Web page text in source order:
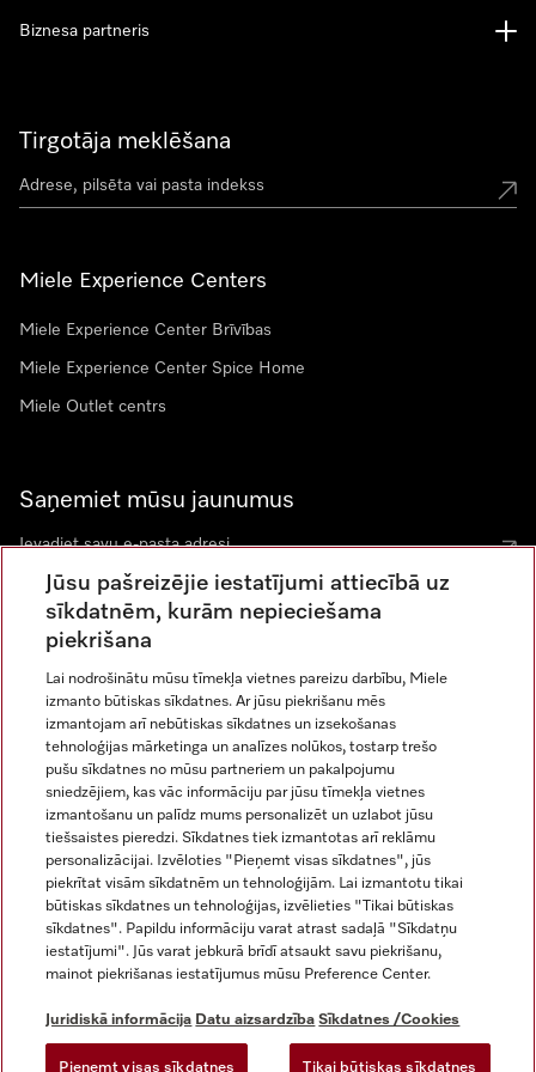
Tirgotāja meklēšana
Miele Experience Centers
Miele Experience Center Brīvības
Miele Experience Center Spice Home
Miele Outlet centrs
Saņemiet mūsu jaunumus
Biznesa partneris
Juridiskā informācija
Vispārējie darījumu noteikumi
Datu aizsardzība
Lietošanas noteikumi
Miele paziņojums par pieejamību
Digitālo pakalpojumu likums
Miele vietnē Instagram
Miele vietnē Facebook
Miele vietnē Youtube
Jūsu pašreizējie iestatījumi attiecībā uz
sīkdatnēm, kurām nepieciešama
piekrišana
Lai nodrošinātu mūsu tīmekļa vietnes pareizu darbību, Miele
izmanto būtiskas sīkdatnes. Ar jūsu piekrišanu mēs
izmantojam arī nebūtiskas sīkdatnes un izsekošanas
tehnoloģijas mārketinga un analīzes nolūkos, tostarp trešo
pušu sīkdatnes no mūsu partneriem un pakalpojumu
sniedzējiem, kas vāc informāciju par jūsu tīmekļa vietnes
izmantošanu un palīdz mums personalizēt un uzlabot jūsu
tiešsaistes pieredzi. Sīkdatnes tiek izmantotas arī reklāmu
personalizācijai. Izvēloties "Pieņemt visas sīkdatnes", jūs
piekrītat visām sīkdatnēm un tehnoloģijām. Lai izmantotu tikai
būtiskas sīkdatnes un tehnoloģijas, izvēlieties "Tikai būtiskas
sīkdatnes". Papildu informāciju varat atrast sadaļā "Sīkdatņu
iestatījumi". Jūs varat jebkurā brīdī atsaukt savu piekrišanu,
mainot piekrišanas iestatījumus mūsu Preference Center.
Juridiskā informācija Datu aizsardzība Sīkdatnes /Cookies
Pieņemt visas sīkdatnes Tikai būtiskas sīkdatnes